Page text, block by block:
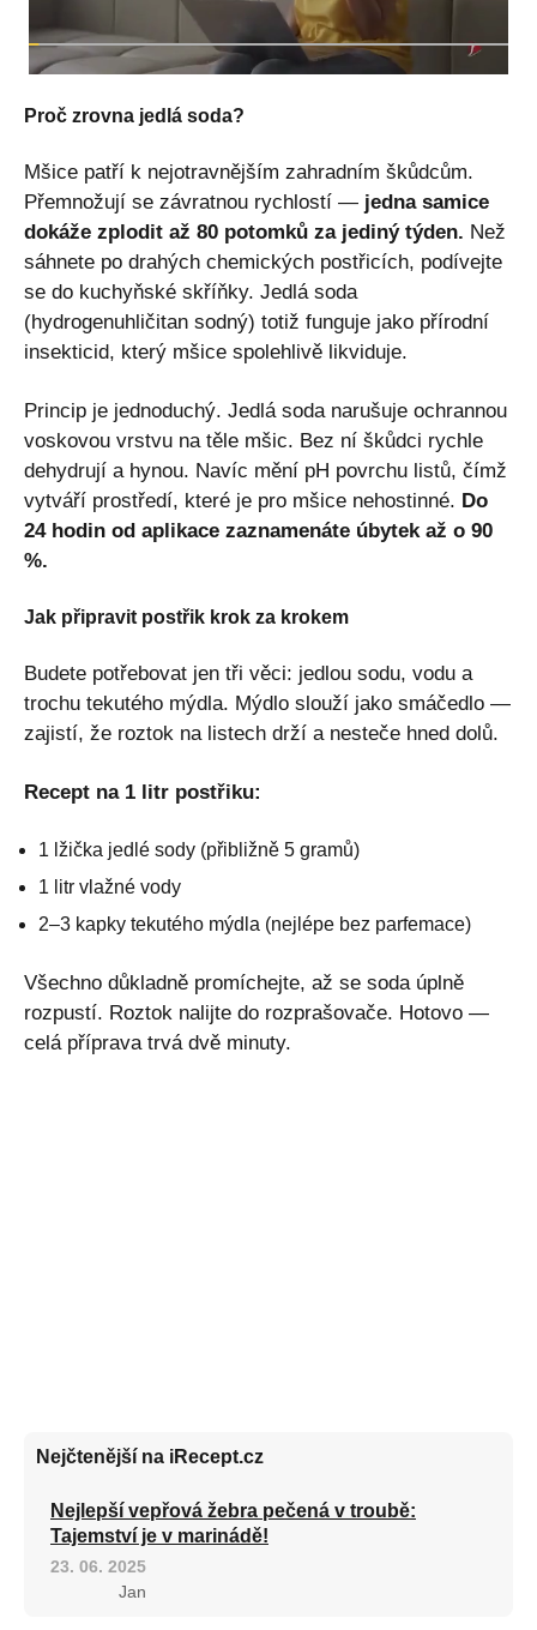
Proč zrovna jedlá soda?
Mšice patří k nejotravnějším zahradním škůdcům.
Přemnožují se závratnou rychlostí — jedna samice
dokáže zplodit až 80 potomků za jediný týden. Než
sáhnete po drahých chemických postřicích, podívejte
se do kuchyňské skříňky. Jedlá soda
(hydrogenuhličitan sodný) totiž funguje jako přírodní
insekticid, který mšice spolehlivě likviduje.
Princip je jednoduchý. Jedlá soda narušuje ochrannou
voskovou vrstvu na těle mšic. Bez ní škůdci rychle
dehydrují a hynou. Navíc mění pH povrchu listů, čímž
vytváří prostředí, které je pro mšice nehostinné. Do
24 hodin od aplikace zaznamenáte úbytek až o 90
%.
Jak připravit postřik krok za krokem
Budete potřebovat jen tři věci: jedlou sodu, vodu a
trochu tekutého mýdla. Mýdlo slouží jako smáčedlo —
zajistí, že roztok na listech drží a nesteče hned dolů.
Recept na 1 litr postřiku:
1 lžička jedlé sody (přibližně 5 gramů)
1 litr vlažné vody
2–3 kapky tekutého mýdla (nejlépe bez parfemace)
Všechno důkladně promíchejte, až se soda úplně
rozpustí. Roztok nalijte do rozprašovače. Hotovo —
celá příprava trvá dvě minuty.
Nejčtenější na iRecept.cz
Nejlepší vepřová žebra pečená v troubě:
Tajemství je v marinádě!
23. 06. 2025
Jan